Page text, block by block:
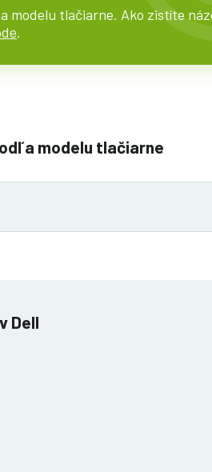
modelu tlačiarne. Ako zistíte
.
modelu tlačiarne
Dell